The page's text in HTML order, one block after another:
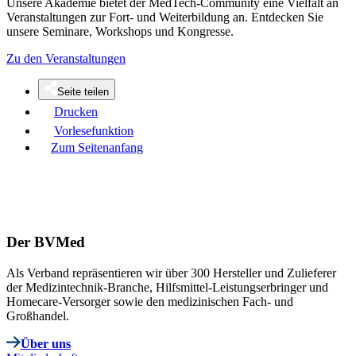
Unsere Akademie bietet der MedTech-Community eine Vielfalt an
Veranstaltungen zur Fort- und Weiterbildung an. Entdecken Sie
unsere Seminare, Workshops und Kongresse.
Zu den Veranstaltungen
Seite teilen
Drucken
Vorlesefunktion
Zum Seitenanfang
Der BVMed
Als Verband repräsentieren wir über 300 Hersteller und Zulieferer
der Medizintechnik-Branche, Hilfsmittel-Leistungserbringer und
Homecare-Versorger sowie den medizinischen Fach- und
Großhandel.
Über uns